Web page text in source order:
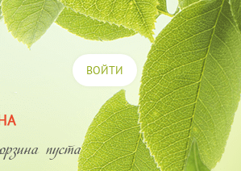
ВОЙТИ
пуста